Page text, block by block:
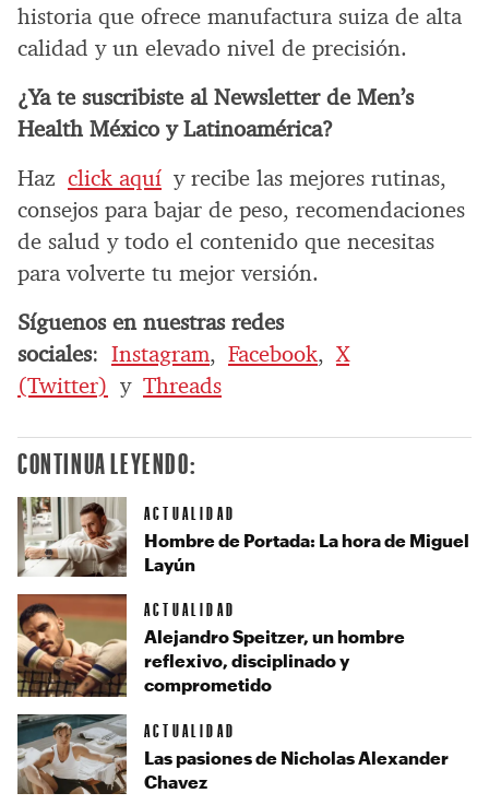
historia que ofrece manufactura suiza de alta
calidad y un elevado nivel de precisión.
¿Ya te suscribiste al Newsletter de Men’s
Health México y Latinoamérica?
Haz click aquí y recibe las mejores rutinas,
consejos para bajar de peso, recomendaciones
de salud y todo el contenido que necesitas
para volverte tu mejor versión.
Síguenos en nuestras redes
sociales: Instagram, Facebook,X
(Twitter) y Threads
CONTINUA LEYENDO:
ACTUALIDAD
Hombre de Portada: La hora de Miguel
Layún
ACTUALIDAD
Alejandro Speitzer, un hombre
reflexivo, disciplinado y
comprometido
ACTUALIDAD
Las pasiones de Nicholas Alexander
Chavez